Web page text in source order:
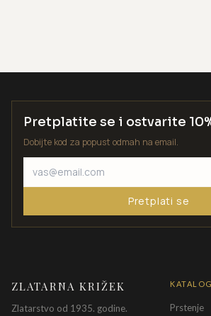
Pretplatite se i ostvarite
Dobijte kod za popust odmah na email.
Pretplati se
ZLATARNA KRIŽEK
Zlatarstvo od 1935. godine.
KATALOG
Prstenje